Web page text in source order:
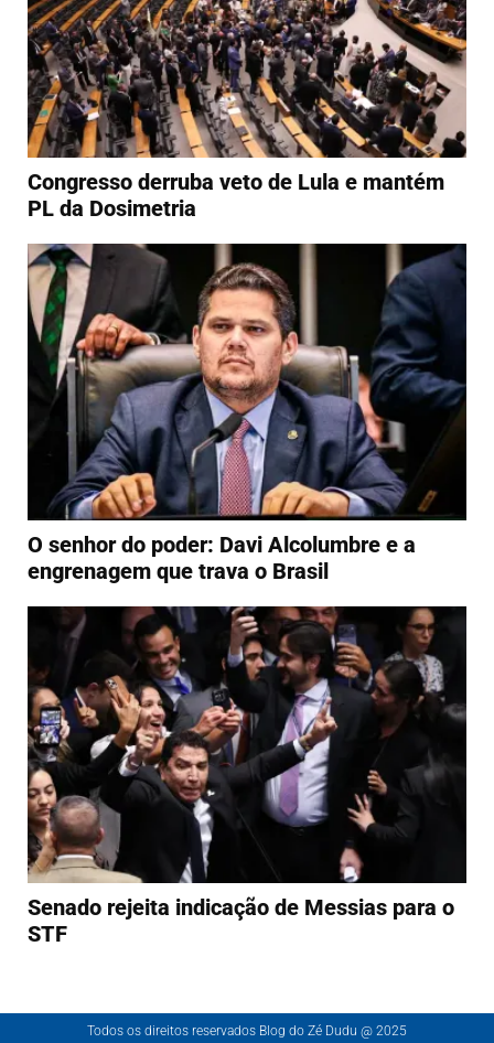
Congresso derruba veto de Lula e mantém
PL da Dosimetria
O senhor do poder: Davi Alcolumbre e a
engrenagem que trava o Brasil
Senado rejeita indicação de Messias para o
STF
Todos os direitos reservados Blog do Zé Dudu @ 2025